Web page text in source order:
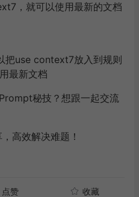
，就可以使用最新的文档
把use context7放入到规则
最新文档
秘技？想跟一起交流
高效解决难题！
点赞 收藏